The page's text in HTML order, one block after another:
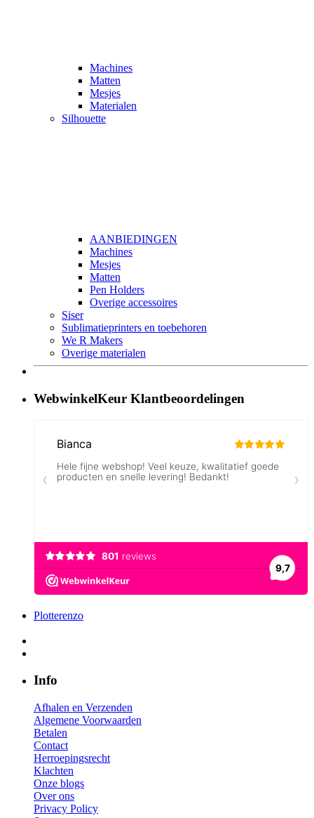
Machines
Matten
Mesjes
Materialen
Silhouette
AANBIEDINGEN
Machines
Mesjes
Matten
Pen Holders
Overige accessoires
Siser
Sublimatieprinters en toebehoren
We R Makers
Overige materialen
WebwinkelKeur Klantbeoordelingen
Plotterenzo
Info
Afhalen en Verzenden
Algemene Voorwaarden
Betalen
Contact
Herroepingsrecht
Klachten
Onze blogs
Over ons
Privacy Policy